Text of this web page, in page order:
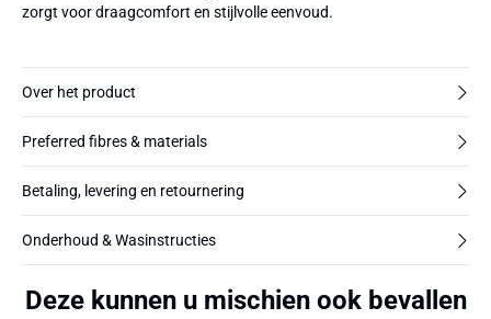
zorgt voor draagcomfort en stijlvolle eenvoud.
Over het product
Preferred fibres & materials
Betaling, levering en retournering
Onderhoud & Wasinstructies
Deze kunnen u mischien ook bevallen